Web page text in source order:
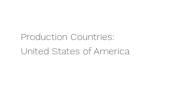
Production Countries:
United States of America